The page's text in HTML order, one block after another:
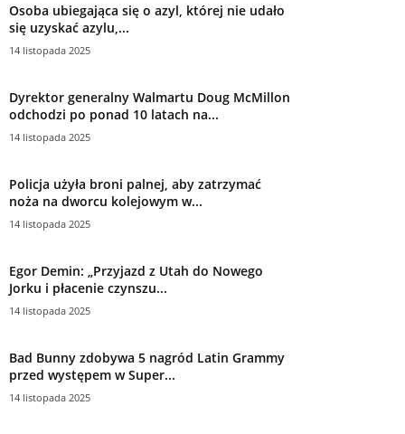
Osoba ubiegająca się o azyl, której nie udało
się uzyskać azylu,...
14 listopada 2025
Dyrektor generalny Walmartu Doug McMillon
odchodzi po ponad 10 latach na...
14 listopada 2025
Policja użyła broni palnej, aby zatrzymać
noża na dworcu kolejowym w...
14 listopada 2025
Egor Demin: „Przyjazd z Utah do Nowego
Jorku i płacenie czynszu...
14 listopada 2025
Bad Bunny zdobywa 5 nagród Latin Grammy
przed występem w Super...
14 listopada 2025